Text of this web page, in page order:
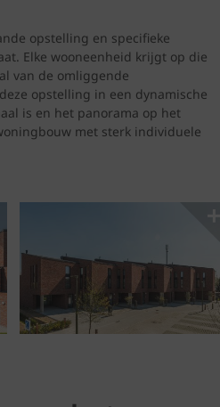
opstelling en specifieke
Elke wooneenheid krijgt op die
van de omliggende
opstelling in een dynamische
is en het panorama op het
met sterk individuele